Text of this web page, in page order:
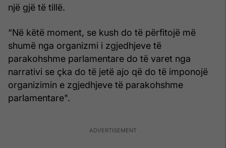
një gjë të tillë.
“Në këtë moment, se kush do të përfitojë më
shumë nga organizmi i zgjedhjeve të
parakohshme parlamentare do të varet nga
narrativi se çka do të jetë ajo që do të imponojë
organizimin e zgjedhjeve të parakohshme
parlamentare".